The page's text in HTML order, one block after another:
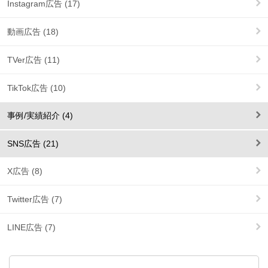
Instagram広告 (17)
動画広告 (18)
TVer広告 (11)
TikTok広告 (10)
事例/実績紹介 (4)
SNS広告 (21)
X広告 (8)
Twitter広告 (7)
LINE広告 (7)